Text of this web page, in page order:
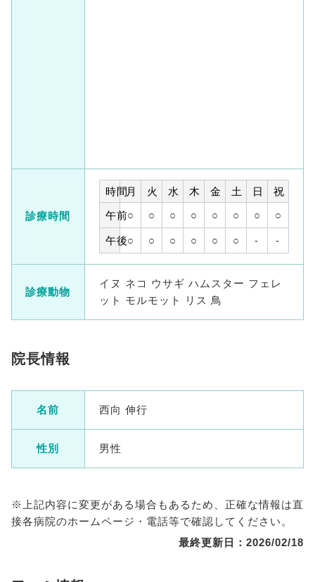
診療時間
時間月 火 水 木 金 土 日
祝
午前○ ○ ○ ○ ○ ○ ○ ○
午後○ ○ ○ ○ ○ ○ - -
診療動物
イヌ ネコ ウサギ ハムスター フェレ
ット モルモット リス 鳥
院長情報
名前 西向 伸行
性別 男性
※上記内容に変更がある場合もあるため、正確な情報は直
接各病院のホームページ・電話等で確認してください。
最終更新日：2026/02/18